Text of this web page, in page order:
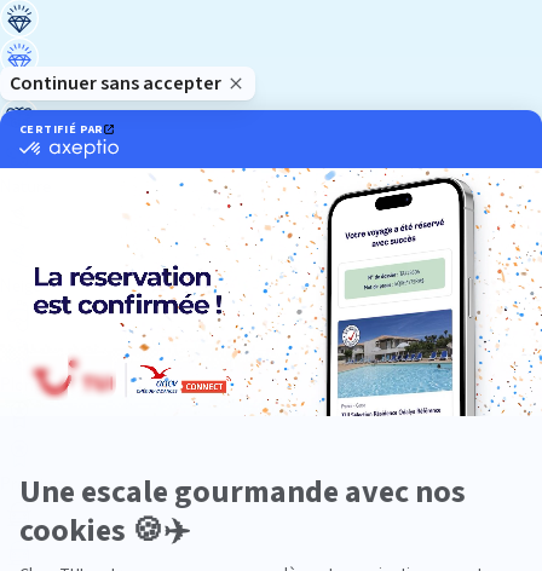
Luxe
Neige
Plongée
Premium